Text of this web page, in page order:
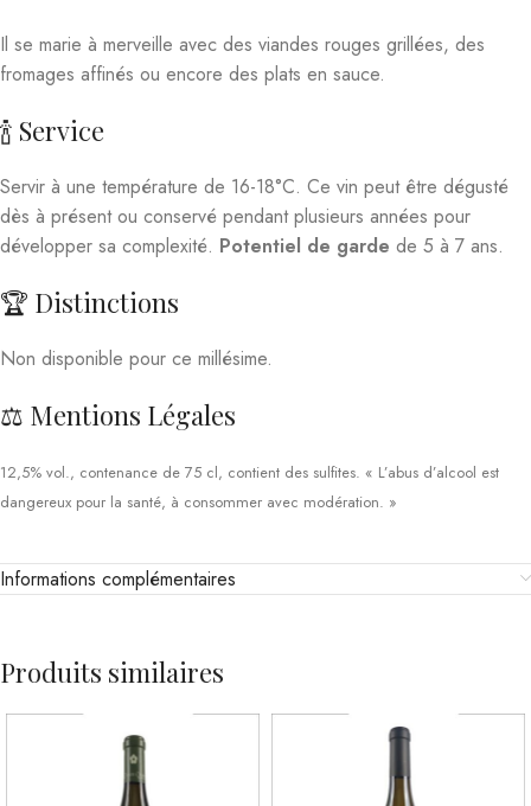
Il se marie à merveille avec des viandes rouges grillées, des
fromages affinés ou encore des plats en sauce.
🍾 Service
Servir à une température de 16-18°C. Ce vin peut être dégusté
dès à présent ou conservé pendant plusieurs années pour
développer sa complexité. Potentiel de garde de 5 à 7 ans.
🏆 Distinctions
Non disponible pour ce millésime.
⚖️ Mentions Légales
12,5% vol., contenance de 75 cl, contient des sulfites. « L’abus d’alcool est
dangereux pour la santé, à consommer avec modération. »
Informations complémentaires
Produits similaires